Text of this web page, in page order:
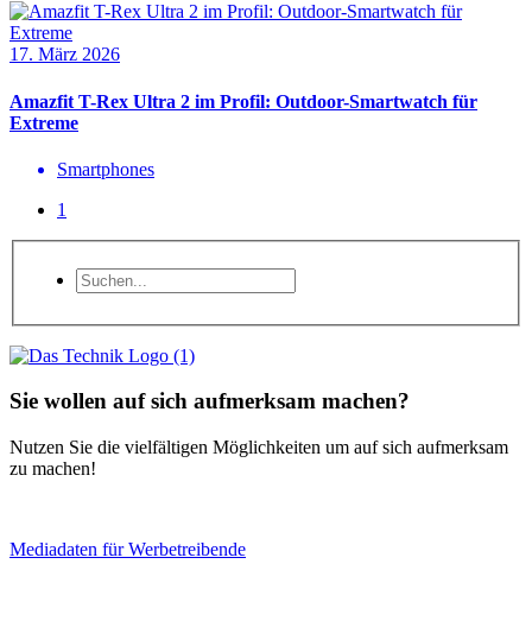
17. März 2026
Amazfit T-Rex Ultra 2 im Profil: Outdoor-Smartwatch für
Extreme
Smartphones
1
Sie wollen auf sich aufmerksam machen?
Nutzen Sie die vielfältigen Möglichkeiten um auf sich aufmerksam
zu machen!
Mediadaten für Werbetreibende